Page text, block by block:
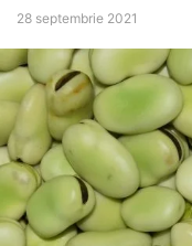
28 septembrie 2021